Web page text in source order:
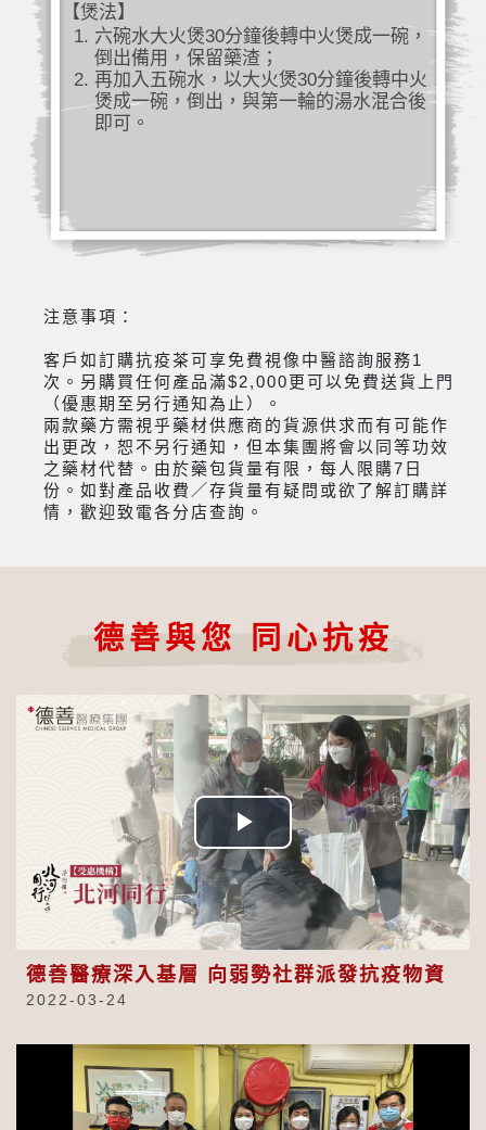
【煲法】
六碗水大火煲30分鐘後轉中火煲成一碗，
倒出備用，保留藥渣；
再加入五碗水，以大火煲30分鐘後轉中火
煲成一碗，倒出，與第一輪的湯水混合後
即可。
注意事項：
客戶如訂購抗疫茶可享免費視像中醫諮詢服務1
次。另購買任何產品滿$2,000更可以免費送貨上門
（優惠期至另行通知為止）。
兩款藥方需視乎藥材供應商的貨源供求而有可能作
出更改，恕不另行通知，但本集團將會以同等功效
之藥材代替。由於藥包貨量有限，每人限購7日
份。如對產品收費／存貨量有疑問或欲了解訂購詳
情，歡迎致電各分店查詢。
德善與您 同心抗疫
Play
Video
德善醫療深入基層 向弱勢社群派發抗疫物資
2022-03-24